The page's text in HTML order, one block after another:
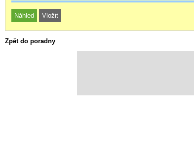
Zpět do poradny